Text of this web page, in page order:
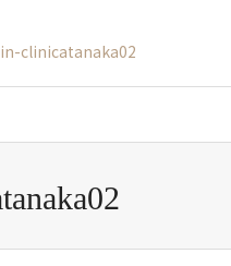
clinicatanaka02